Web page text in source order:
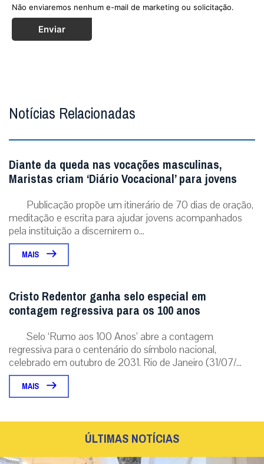
Não enviaremos nenhum e-mail de marketing ou solicitação.
Enviar
Notícias Relacionadas
Diante da queda nas vocações masculinas,
Maristas criam ‘Diário Vocacional’ para jovens
Publicação propõe um itinerário de 70 dias de oração,
meditação e escrita para ajudar jovens acompanhados
pela instituição a discernirem o...
MAIS
Cristo Redentor ganha selo especial em
contagem regressiva para os 100 anos
Selo ‘Rumo aos 100 Anos’ abre a contagem
regressiva para o centenário do símbolo nacional,
celebrado em outubro de 2031. Rio de Janeiro (31/07/...
MAIS
ÚLTIMAS NOTÍCIAS